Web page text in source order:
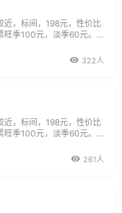
近，标间，198元，性价比
季100元，淡季60元。
里，层峦叠嶂136峰，其中
322人
近，标间，198元，性价比
季100元，淡季60元。
里，层峦叠嶂136峰。其中
261人